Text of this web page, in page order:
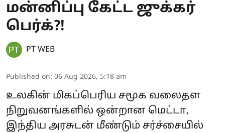
மன்னிப்பு கேட்ட ஜுக்கர்
பெர்க்?!
PT WEB
Published on: 06 Aug 2026, 5:18 am
உலகின் மிகப்பெரிய சமூக வலைதள
நிறுவனங்களில் ஒன்றான மெட்டா,
இந்திய அரசுடன் மீண்டும் சர்ச்சையில்